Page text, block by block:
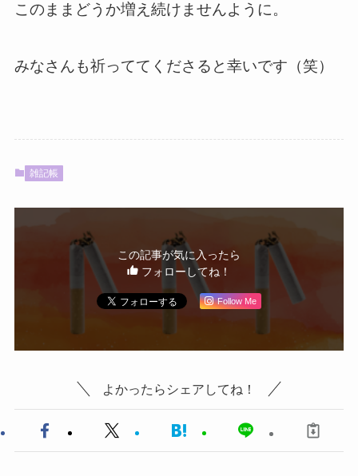
このままどうか増え続けませんように。
みなさんも祈っててくださると幸いです（笑）
雑記帳
この記事が気に入ったら
フォローしてね！
Follow Me
よかったらシェアしてね！